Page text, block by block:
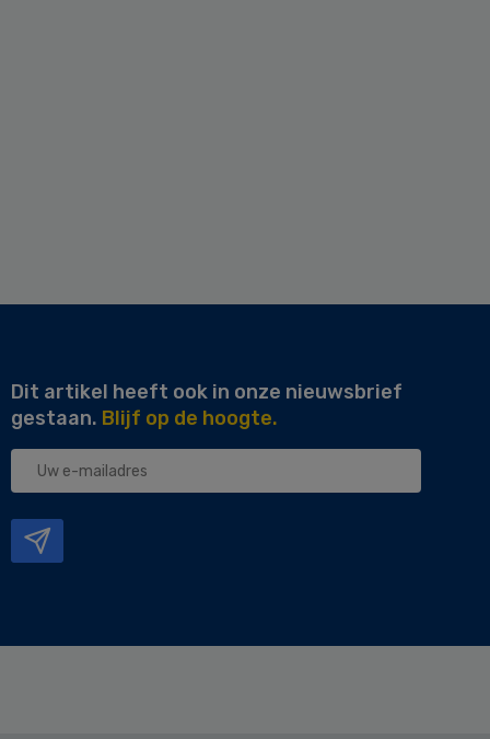
Dit artikel heeft ook in onze nieuwsbrief
gestaan. Blijf op de hoogte.
Uw